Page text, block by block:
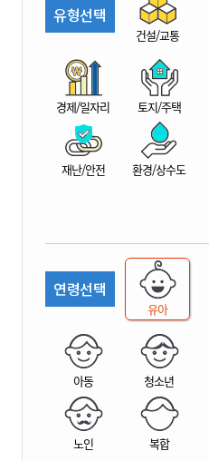
시
산
유형선택
건설/교통
경제/일자리 토지/주택
재난/안전 환경/상수도
연령선택
유아
아동 청소년
노인 복합